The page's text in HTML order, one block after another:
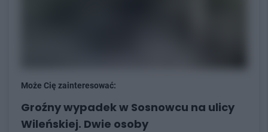
Może Cię zainteresować:
Groźny wypadek w Sosnowcu na ulicy
Wileńskiej. Dwie osoby